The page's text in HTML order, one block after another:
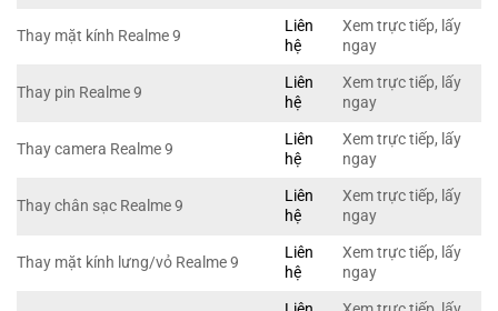
Thay mặt kính Realme 9
Liên
hệ
Xem trực tiếp, lấy
ngay
Thay pin Realme 9
Liên
hệ
Xem trực tiếp, lấy
ngay
Thay camera Realme 9
Liên
hệ
Xem trực tiếp, lấy
ngay
Thay chân sạc Realme 9
Liên
hệ
Xem trực tiếp, lấy
ngay
Thay mặt kính lưng/vỏ Realme 9
Liên
hệ
Xem trực tiếp, lấy
ngay